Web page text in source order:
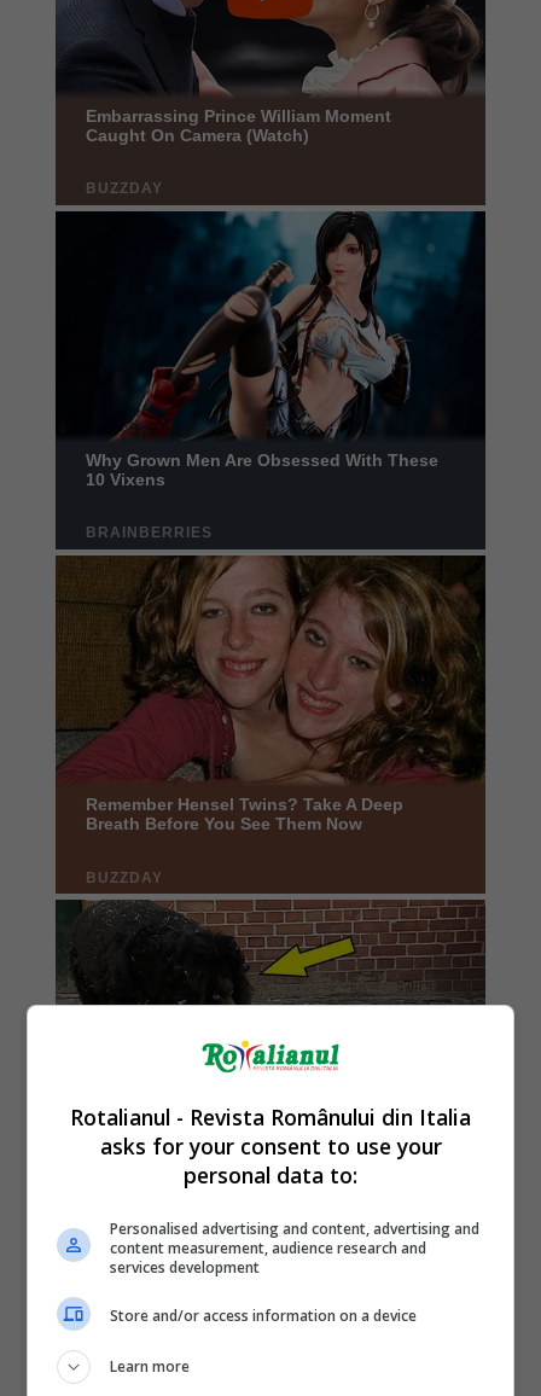
Rotalianul - Revista Românului din Italia
asks for your consent to use your
personal data to:
Personalised advertising and content, advertising and
content measurement, audience research and
services development
Store and/or access information on a device
Learn more